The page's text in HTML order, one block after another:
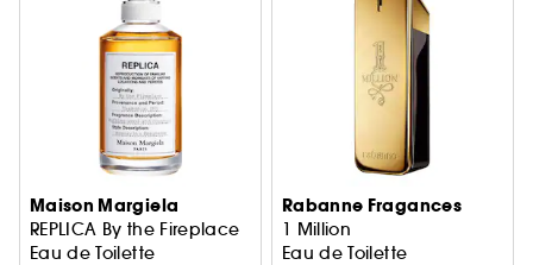
Maison Margiela
REPLICA By the Fireplace
Eau de Toilette
Rabanne Fragances
1 Million
Eau de Toilette